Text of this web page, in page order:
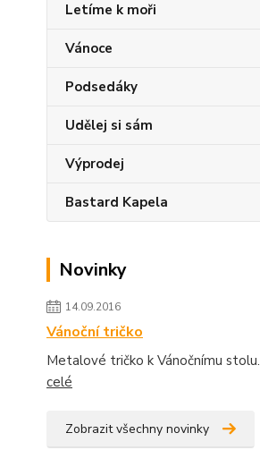
Letíme k moři
Vánoce
Podsedáky
Udělej si sám
Výprodej
Bastard Kapela
Novinky
14.09.2016
Vánoční tričko
Metalové tričko k Vánočnímu stolu.
celé
Zobrazit všechny novinky